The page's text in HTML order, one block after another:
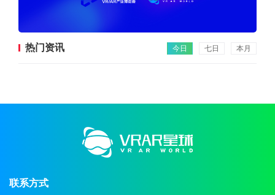
热门资讯 今日 七日 本月
联系方式